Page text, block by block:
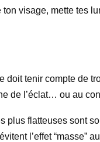
visage, mette tes
doit tenir compte de
de l’éclat… ou au
plus flatteuses sont
l’effet “masse”